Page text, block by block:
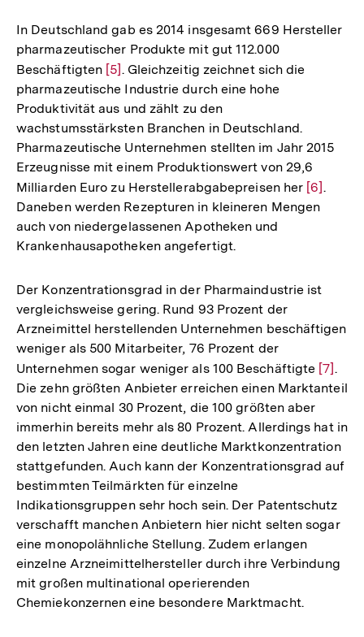
In Deutschland gab es 2014 insgesamt 669 Hersteller
pharmazeutischer Produkte mit gut 112.000
Beschäftigten Zur
Auflösung
der
Fußnote
[5] . Gleichzeitig zeichnet sich die
pharmazeutische Industrie durch eine hohe
Produktivität aus und zählt zu den
wachstumsstärksten Branchen in Deutschland.
Pharmazeutische Unternehmen stellten im Jahr 2015
Erzeugnisse mit einem Produktionswert von 29,6
Milliarden Euro zu Herstellerabgabepreisen her Zur
[6] .
Daneben werden Rezepturen in kleineren Mengen
auch von niedergelassenen Apotheken und
Krankenhausapotheken angefertigt.
Der Konzentrationsgrad in der Pharmaindustrie ist
vergleichsweise gering. Rund 93 Prozent der
Arzneimittel herstellenden Unternehmen beschäftigen
weniger als 500 Mitarbeiter, 76 Prozent der
Unternehmen sogar weniger als 100 Beschäftigte Zur
[7] .
Die zehn größten Anbieter erreichen einen Marktanteil
von nicht einmal 30 Prozent, die 100 größten aber
immerhin bereits mehr als 80 Prozent. Allerdings hat in
den letzten Jahren eine deutliche Marktkonzentration
stattgefunden. Auch kann der Konzentrationsgrad auf
bestimmten Teilmärkten für einzelne
Indikationsgruppen sehr hoch sein. Der Patentschutz
verschafft manchen Anbietern hier nicht selten sogar
eine monopolähnliche Stellung. Zudem erlangen
einzelne Arzneimittelhersteller durch ihre Verbindung
mit großen multinational operierenden
Chemiekonzernen eine besondere Marktmacht.